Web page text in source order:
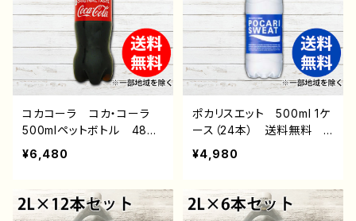
コカコーラ コカ・コーラ
500mlペットボトル 48本
セット 送料無料 ※一部
地域を除く 炭酸飲料 通
月払い おすすめ ペット
ボトル飲料
¥6,480
ポカリスエット 500ml 1ケ
ース（24本） 送料無料
※一部地域を除く 【熱中
症対策】 通販 後払い
料
¥4,980